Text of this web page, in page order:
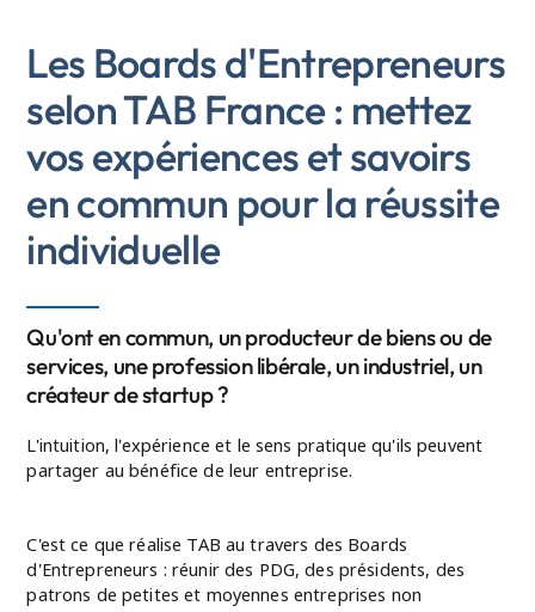
Les Boards d'Entrepreneurs
selon TAB France : mettez
vos expériences et savoirs
en commun pour la réussite
individuelle
Qu'ont en commun, un producteur de biens ou de
services, une profession libérale, un industriel, un
créateur de startup ?
L'intuition, l'expérience et le sens pratique qu'ils peuvent
partager au bénéfice de leur entreprise.
C'est ce que réalise TAB au travers des Boards
d'Entrepreneurs : réunir des PDG, des présidents, des
patrons de petites et moyennes entreprises non